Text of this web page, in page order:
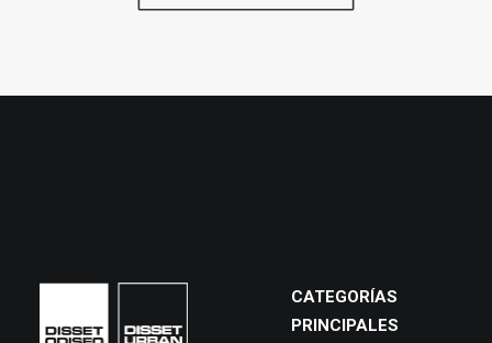
CATEGORÍAS
PRINCIPALES